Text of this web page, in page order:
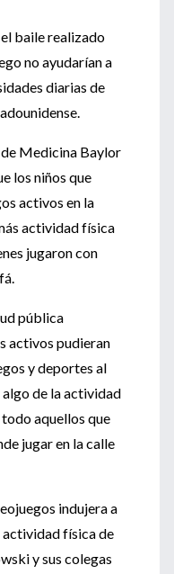
baile realizado
no ayudarían a
diarias de
Medicina Baylor
los niños que
activos en la
actividad física
jugaron con
pública
activos pudieran
y deportes al
de la actividad
aquellos que
jugar en la calle
indujera a
actividad física de
y sus colegas